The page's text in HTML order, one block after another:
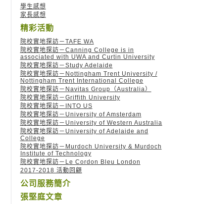
學生感想
家長感想
精彩活動
院校實地探訪－TAFE WA
院校實地探訪－Canning College is in
associated with UWA and Curtin University
院校實地探訪－Study Adelaide
院校實地探訪－Nottingham Trent University /
Nottingham Trent International College
院校實地探訪－Navitas Group（Australia）
院校實地探訪－Griffith University
院校實地探訪－INTO US
院校實地探訪－University of Amsterdam
院校實地探訪－University of Western Australia
院校實地探訪－University of Adelaide and
College
院校實地探訪－Murdoch University & Murdoch
Institute of Technology
院校實地探訪－Le Cordon Bleu London
2017-2018 活動回顧
公司服務簡介
張堅庭文章